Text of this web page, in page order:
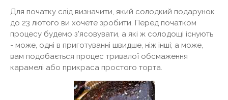
Для початку слід визначити, який солодкий подарунок
до 23 лютого ви хочете зробити. Перед початком
процесу будемо з'ясовувати, а які ж солодощі існують
- може, одні в приготуванні швидше, ніж інші; а може,
вам подобається процес тривалої обсмаження
карамелі або прикраса простого торта.